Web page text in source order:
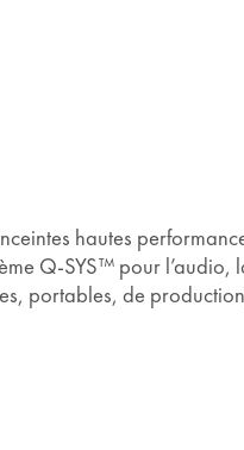
hautes
Q-SYS™ pour l’audio,
portables, de